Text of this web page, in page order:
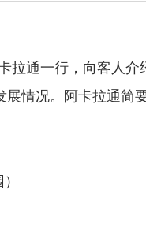
通一行，向客人介
情况。阿卡拉通简